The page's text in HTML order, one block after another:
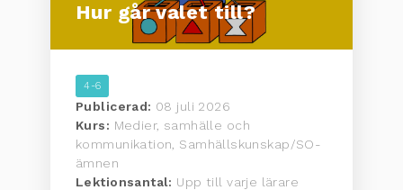
Hur går valet till?
4-6
Publicerad: 08 juli 2026
Kurs: Medier, samhälle och
kommunikation, Samhällskunskap/SO-
ämnen
Lektionsantal: Upp till varje lärare